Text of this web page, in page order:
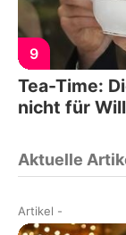
9
Tea-Time:
nicht für
Aktuelle
Artikel -